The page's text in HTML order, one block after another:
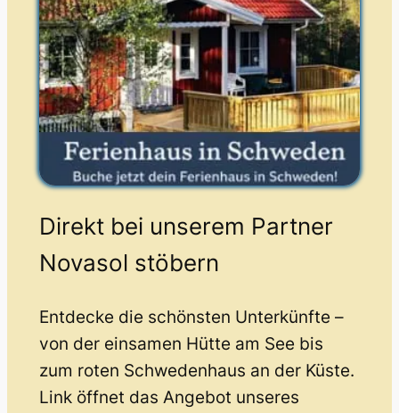
Direkt bei unserem Partner
Novasol stöbern
Entdecke die schönsten Unterkünfte –
von der einsamen Hütte am See bis
zum roten Schwedenhaus an der Küste.
Link öffnet das Angebot unseres